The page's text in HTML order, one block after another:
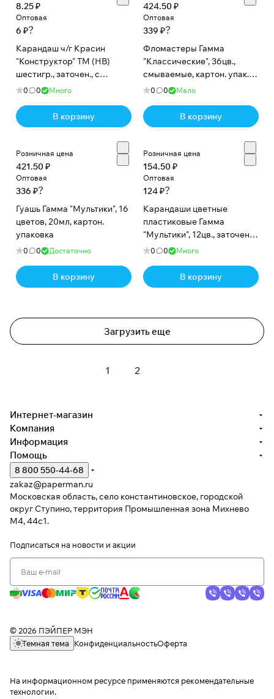
8.25 ₽
Оптовая
6 ₽?
Карандаш ч/г Красин
"Конструктор" ТМ (HB)
шестигр., заточен., с
ластиком
0 0 Много
В корзину
424.50 ₽
Оптовая
339 ₽?
Фломастеры Гамма
"Классические", 36цв.,
смываемые, картон. упак.,
европодвес
0 0 Мало
В корзину
Розничная цена
421.50 ₽
Оптовая
336 ₽?
Гуашь Гамма "Мультики", 16
цветов, 20мл, картон.
упаковка
0 0 Достаточно
В корзину
Розничная цена
154.50 ₽
Оптовая
124 ₽?
Карандаши цветные
пластиковые Гамма
"Мультики", 12цв., заточен.,
ПВХ, европодвес
0 0 Много
В корзину
Загрузить еще
1 2
Интернет-магазин
Компания
Информация
Помощь
8 800 550-44-68
zakaz@paperman.ru
Московская область, село константиновское, городской
округ Ступино, территория Промышленная зона Михнево
М4, 44с1.
Подписаться на новости и акции
© 2026 ПЭЙПЕР МЭН
Темная тема
КонфиденциальностьОферта
На информационном ресурсе применяются рекомендательные
технологии.